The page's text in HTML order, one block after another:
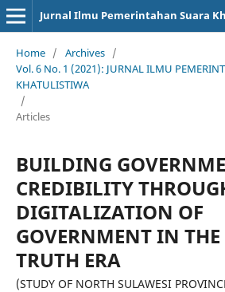
Jurnal Ilmu Pemerintahan Suara
Home / Archives /
Vol. 6 No. 1 (2021): JURNAL ILMU
KHATULISTIWA
/
Articles
BUILDING
CREDIBILITY
DIGITALIZATION OF
GOVERNMENT IN THE
TRUTH ERA
(STUDY OF NORTH SULAWESI